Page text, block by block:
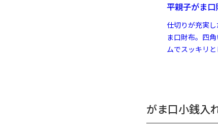
平親子がま口
仕切りが充実
ま口財布。四
ムでスッキリと
がま口小銭入